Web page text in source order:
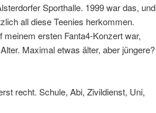
Sporthalle. 1999 war das, und
all diese Teenies herkommen.
ersten Fanta4-Konzert war,
Maximal etwas älter, aber jüngere?
recht. Schule, Abi, Zivildienst, Uni,